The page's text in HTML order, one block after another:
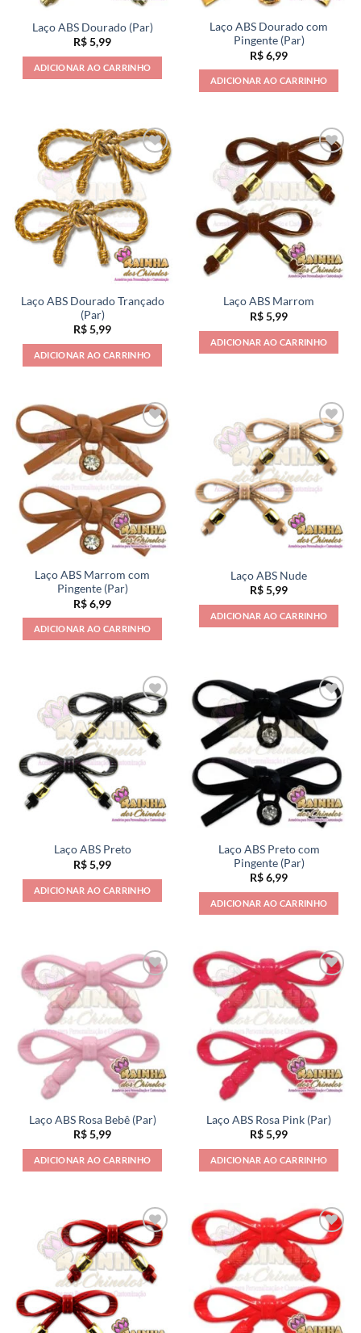
Laço ABS Dourado (Par)
R$5,99
ADICIONAR AO CARRINHO
Laço ABS Dourado com
Pingente (Par)
R$6,99
ADICIONAR AO CARRINHO
Laço ABS Dourado Trançado
(Par)
R$5,99
ADICIONAR AO CARRINHO
Laço ABS Marrom
R$5,99
ADICIONAR AO CARRINHO
Laço ABS Marrom com
Pingente (Par)
R$6,99
ADICIONAR AO CARRINHO
Laço ABS Nude
R$5,99
ADICIONAR AO CARRINHO
Laço ABS Preto
R$5,99
ADICIONAR AO CARRINHO
Laço ABS Preto com
Pingente (Par)
R$6,99
ADICIONAR AO CARRINHO
Laço ABS Rosa Bebê (Par)
R$5,99
ADICIONAR AO CARRINHO
Laço ABS Rosa Pink (Par)
R$5,99
ADICIONAR AO CARRINHO